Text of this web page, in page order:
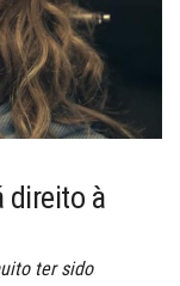
direito à
ter sido